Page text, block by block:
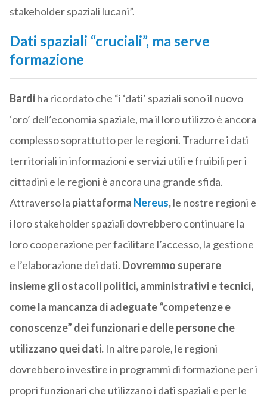
stakeholder spaziali lucani”.
Dati spaziali “cruciali”, ma serve
formazione
Bardiha ricordato che “i ‘dati’ spaziali sono il nuovo
‘oro’ dell’economia spaziale, ma il loro utilizzo è ancora
complesso soprattutto per le regioni. Tradurre i dati
territoriali in informazioni e servizi utili e fruibili per i
cittadini e le regioni è ancora una grande sfida.
Attraverso la piattaforma Nereus,le nostre regioni e
i loro stakeholder spaziali dovrebbero continuare la
loro cooperazione per facilitare l’accesso, la gestione
e l’elaborazione dei dati. Dovremmo superare
insieme gli ostacoli politici, amministrativi e tecnici,
come la mancanza di adeguate “competenze e
conoscenze” dei funzionari e delle persone che
utilizzano quei dati.In altre parole, le regioni
dovrebbero investire in programmi di formazione per i
propri funzionari che utilizzano i dati spaziali e per le